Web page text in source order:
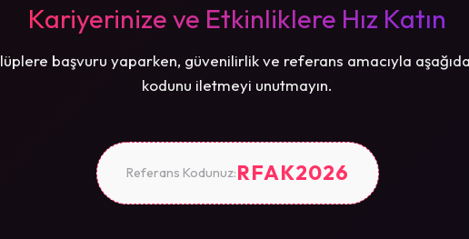
Kariyerinize ve Etkinliklere Hız Katın
başvuru yaparken, güvenilirlik ve referans amacıyla
kodunu iletmeyi unutmayın.
Referans Kodunuz:RFAK2026